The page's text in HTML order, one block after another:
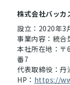
株式会社バッ
設立：2020年3
事業内容：統合
本社所在地：
番7
代表取締役：
HP： https://